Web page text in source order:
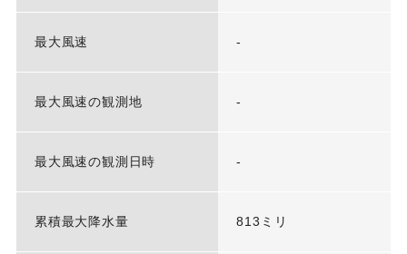
最大風速 -
最大風速の観測地 -
最大風速の観測日時 -
累積最大降水量 813ミリ